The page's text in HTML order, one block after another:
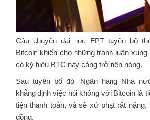
Câu chuyện đại học FPT tuyên bố
Bitcoin khiến cho những tranh luận xung
có ký hiệu BTC này càng trở nên nóng.
Sau tuyên bố đó, Ngân hàng Nhà
khẳng định việc nói không với Bitcoin là
tiện thanh toán, và sẽ xử phạt rất nặng,
đồng.